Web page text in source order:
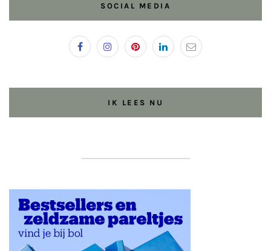
SOCIAL MEDIA
IK LEES NU